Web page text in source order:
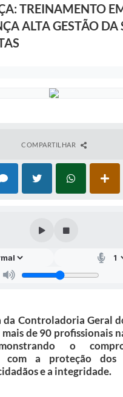
TREINAMENTO
ALTA GESTÃO DA
COMPARTILHAR
da Controladoria Geral
de 90 profissionais
o
com a proteção dos
e a integridade.